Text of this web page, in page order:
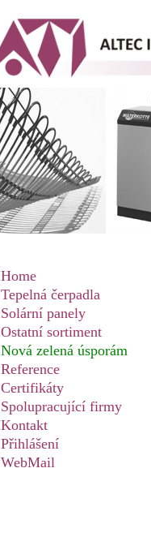
Home
Tepelná čerpadla
Solární panely
Ostatní sortiment
Nová zelená úsporám
Reference
Certifikáty
Spolupracující firmy
Kontakt
Přihlášení
WebMail